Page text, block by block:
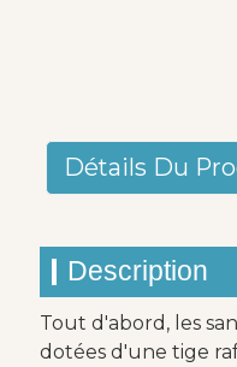
Détails Du
Description
Tout d'abord, les
dotées d'une tige